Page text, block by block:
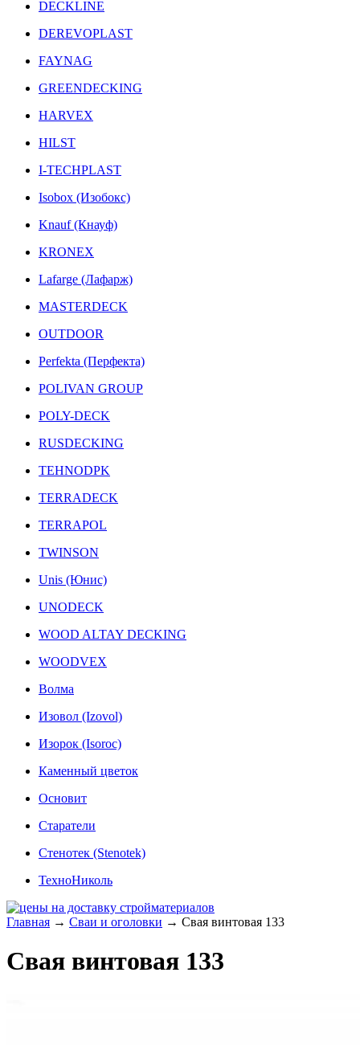
DECKLINE
DEREVOPLAST
FAYNAG
GREENDECKING
HARVEX
HILST
I-TECHPLAST
Isobox (Изобокс)
Knauf (Кнауф)
KRONEX
Lafarge (Лафарж)
MASTERDECK
OUTDOOR
Perfekta (Перфекта)
POLIVAN GROUP
POLY-DECK
RUSDECKING
TEHNODPK
TERRADECK
TERRAPOL
TWINSON
Unis (Юнис)
UNODECK
WOOD ALTAY DECKING
WOODVEX
Волма
Изовол (Izovol)
Изорок (Isoroc)
Каменный цветок
Основит
Старатели
Стенотек (Stenotek)
ТехноНиколь
Главная → Сваи и оголовки → Свая винтовая 133
Свая винтовая 133